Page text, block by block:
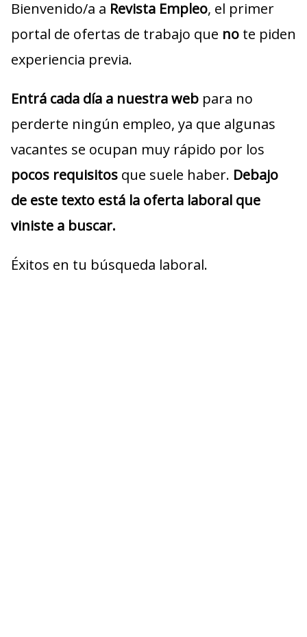
Bienvenido/a a Revista Empleo, el primer
portal de ofertas de trabajo que no te piden
experiencia previa.
Entrá cada día a nuestra web para no
perderte ningún empleo, ya que algunas
vacantes se ocupan muy rápido por los
pocos requisitos que suele haber. Debajo
de este texto está la oferta laboral que
viniste a buscar.
Éxitos en tu búsqueda laboral.